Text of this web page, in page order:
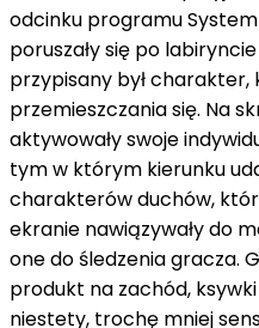
odcinku programu
poruszały się po
przypisany był
przemieszczania się. Na
aktywowały swoje
tym w którym kierunku
charakterów duchów,
ekranie nawiązywały do
one do śledzenia gracza.
produkt na zachód,
niestety, trochę mniej